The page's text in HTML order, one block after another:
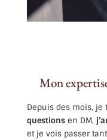
Mon
Depuis des mois, je
questionsen DM,
et je vois passer